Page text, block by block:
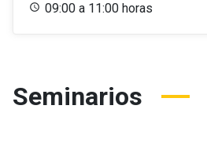
09:00 a 11:00 horas
Seminarios